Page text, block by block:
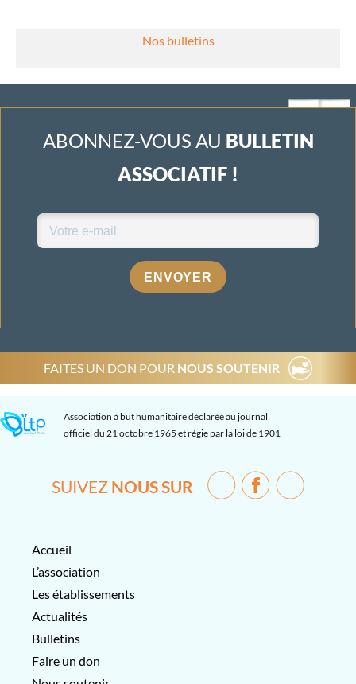
Nos bulletins
ABONNEZ-VOUS AU BULLETIN
ASSOCIATIF !
ENVOYER
FAITES UN DON POUR NOUS SOUTENIR
Association à but humanitaire déclarée au journal
officiel du 21 octobre 1965 et régie par la loi de 1901
SUIVEZ NOUS SUR
Accueil
L’association
Les établissements
Actualités
Bulletins
Faire un don